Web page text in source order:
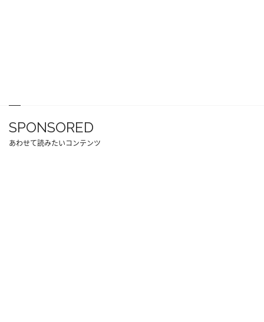
SPONSORED
あわせて読みたいコンテンツ